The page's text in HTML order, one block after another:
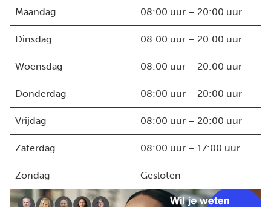
Maandag
08:00 uur – 20:00 uur
Dinsdag 08:00 uur – 20:00 uur
Woensdag 08:00 uur – 20:00 uur
Donderdag 08:00 uur – 20:00 uur
Vrijdag 08:00 uur – 20:00 uur
Zaterdag 08:00 uur – 17:00 uur
Zondag Gesloten